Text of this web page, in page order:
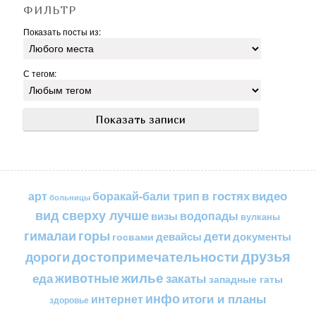
ФИЛЬТР
Показать посты из:
С тегом:
арт больницы боракай-бали трип в гостяхвидео
вид сверху лучшевизы водопады вулканы
гималаи горы госвами девайсы детидокументы
дорогидостопримечательностидрузья
едаживотныежильезакаты западные гаты
здоровье интернетинфоитоги и планы